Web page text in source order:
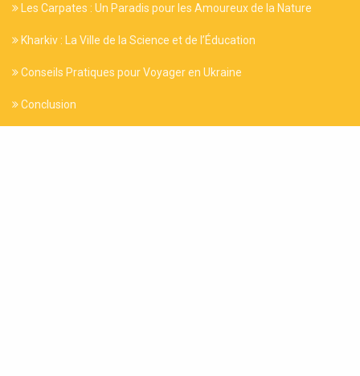
Les Carpates : Un Paradis pour les Amoureux de la Nature
Kharkiv : La Ville de la Science et de l’Éducation
Conseils Pratiques pour Voyager en Ukraine
Conclusion